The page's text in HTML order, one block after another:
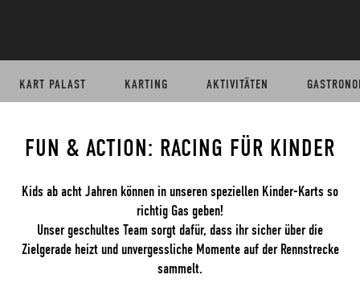
KART PALAST KARTING AKTIVITÄTEN
FUN & ACTION: RACING FÜR KINDER
Kids ab acht Jahren können in unseren speziellen Kinder-Karts so
richtig Gas geben!
Unser geschultes Team sorgt dafür, dass ihr sicher über die
Zielgerade heizt und unvergessliche Momente auf der Rennstrecke
sammelt.